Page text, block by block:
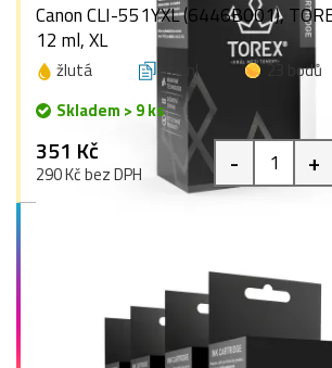
Canon CLI-551YXL (6446B001),
12 ml, XL
žlutá 12 ml
23 bodů
Skladem > 9 ks
351 Kč
290 Kč bez DPH - +